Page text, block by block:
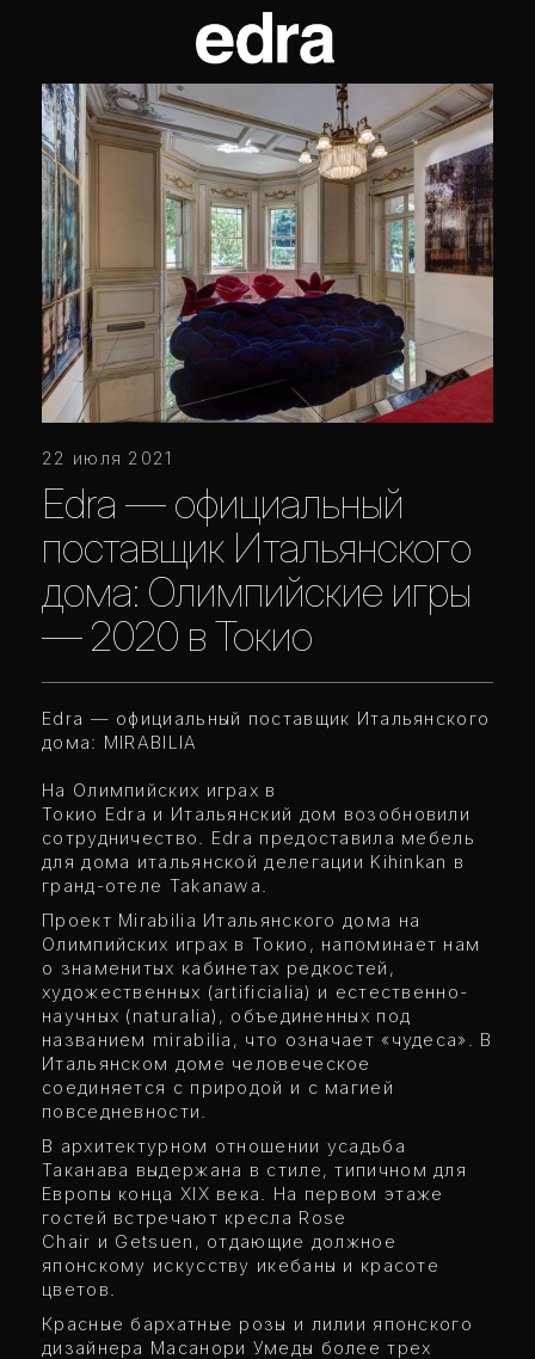
22 июля 2021
Edra — официальный
поставщик Итальянского
дома: Олимпийские игры
— 2020 в Токио
Edra — официальный поставщик Итальянского
дома: MIRABILIA
На Олимпийских играх в
Токио Edra и Итальянский дом возобновили
сотрудничество. Edra предоставила мебель
для дома итальянской делегации Kihinkan в
гранд-отеле Takanawa.
Проект Mirabilia Итальянского дома на
Олимпийских играх в Токио, напоминает нам
о знаменитых кабинетах редкостей,
художественных (artificialia) и естественно-
научных (naturalia), объединенных под
названием mirabilia, что означает «чудеса». В
Итальянском доме человеческое
соединяется с природой и с магией
повседневности.
В архитектурном отношении усадьба
Таканава выдержана в стиле, типичном для
Европы конца XIX века. На первом этаже
гостей встречают кресла Rose
Chair и Getsuen, отдающие должное
японскому искусству икебаны и красоте
цветов.
Красные бархатные розы и лилии японского
дизайнера Масанори Умеды более трех